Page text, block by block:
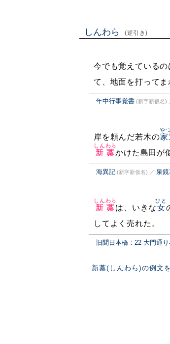
しんわら (逆引き)
今でも覚えているの
て、地面を打ってま
年中行事覚書 (新字新仮名)
岸を頼んだ若木の家
や
新藁
しんわら
かけた島田が
海異記 (新字新仮名) ／ 泉
新藁
しんわら
は、いきな女
ひと
してよく売れた。
旧聞日本橋：22 大門通
新藁(しんわら)の例文